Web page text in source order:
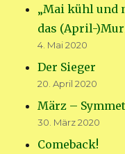
„Mai kühl und
das (April-
4. Mai 2020
Der Sieger
20. April 2020
März –
30. März 2020
Comeback!